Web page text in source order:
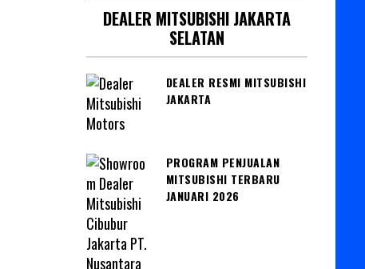
DEALER MITSUBISHI JAKARTA
SELATAN
DEALER RESMI MITSUBISHI
JAKARTA
PROGRAM PENJUALAN
MITSUBISHI TERBARU
JANUARI 2026